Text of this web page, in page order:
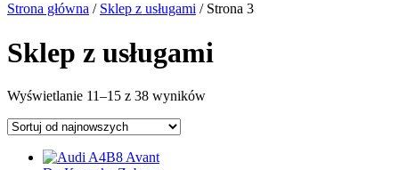
Strona główna / Sklep z usługami / Strona 3
Sklep z usługami
Wyświetlanie 11–15 z 38 wynikówPosortowane